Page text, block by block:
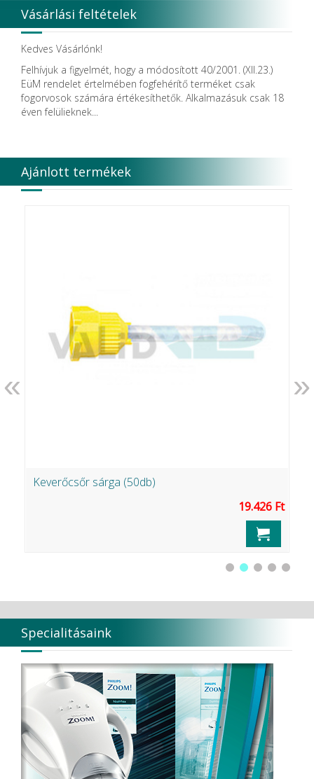
Vásárlási feltételek
Kedves Vásárlónk!
Felhívjuk a figyelmét, hogy a módosított 40/2001. (XII.23.)
EüM rendelet értelmében fogfehérítő terméket csak
fogorvosok számára értékesíthetők. Alkalmazásuk csak 18
éven felülieknek...
Ajánlott termékek
Keverőcsőr sárga (50db)
19.426 Ft
« »
Specialitásaink